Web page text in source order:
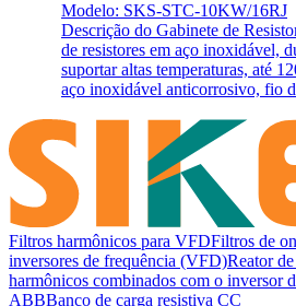
Modelo: SKS-STC-10KW/16RJ
Descrição do Gabinete de
de resistores em aço inoxidável,
suportar altas temperaturas, até
aço inoxidável anticorrosivo, fio
Filtros harmônicos para VFDFiltros de
inversores de frequência (VFD)Reator
harmônicos combinados com o inversor
ABBBanco de carga resistiva CC